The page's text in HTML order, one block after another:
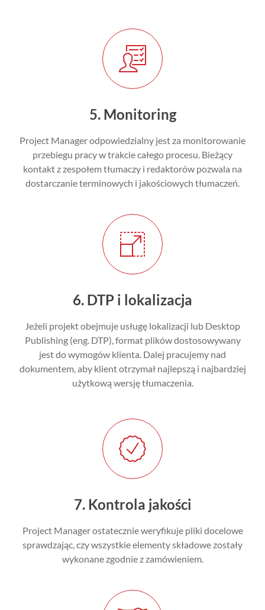
5. Monitoring
Project Manager odpowiedzialny jest za monitorowanie
przebiegu pracy w trakcie całego procesu. Bieżący
kontakt z zespołem tłumaczy i redaktorów pozwala na
dostarczanie terminowych i jakościowych tłumaczeń.
6. DTP i lokalizacja
Jeżeli projekt obejmuje usługę lokalizacji lub Desktop
Publishing (eng. DTP), format plików dostosowywany
jest do wymogów klienta. Dalej pracujemy nad
dokumentem, aby klient otrzymał najlepszą i najbardziej
użytkową wersję tłumaczenia.
7. Kontrola jakości
Project Manager ostatecznie weryfikuje pliki docelowe
sprawdzając, czy wszystkie elementy składowe zostały
wykonane zgodnie z zamówieniem.